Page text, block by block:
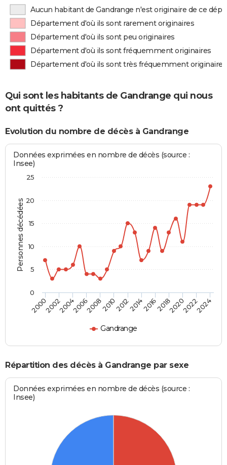
Aucun habitant de Gandrange n'est originaire de ce
Département d'où ils sont rarement originaires
Département d'où ils sont peu originaires
Département d'où ils sont fréquemment originaires
Département d'où ils sont très fréquemment originaires
Qui sont les habitants de Gandrange qui nous
ont quittés ?
Evolution du nombre de décès à Gandrange
Personnes décédées
Données exprimées en nombre de décès (source :
Insee)
Gandrange
2000200220042006200820102012201420162018202020222024
0
5
10
15
20
25
Répartition des décès à Gandrange par sexe
Données exprimées en nombre de décès (source :
Insee)